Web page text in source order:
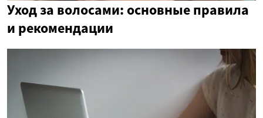
Уход за волосами: основные правила
и рекомендации